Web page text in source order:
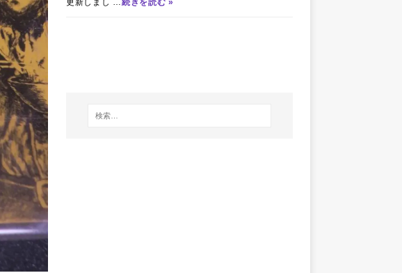
更新しまし …続きを読む »